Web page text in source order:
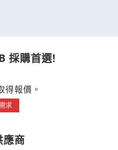
採購首選!
得報價。
求
應商